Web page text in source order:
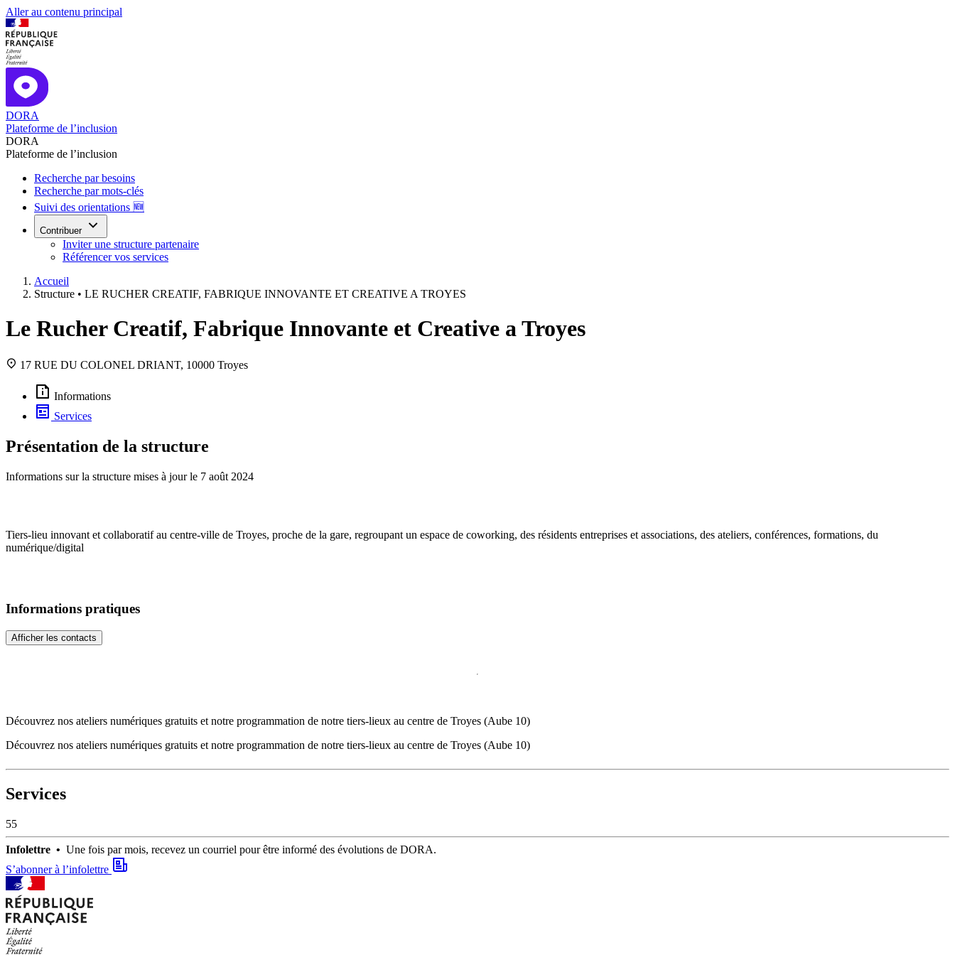
Aller au contenu principal
DORA
Plateforme de l’inclusion
DORA
Plateforme de l’inclusion
Recherche par besoins
Recherche par mots-clés
Suivi des orientations 🆕
Contribuer
Inviter une structure partenaire
Référencer vos services
Accueil
Structure • LE RUCHER CREATIF, FABRIQUE INNOVANTE ET CREATIVE A TROYES
Le Rucher Creatif, Fabrique Innovante et Creative a Troyes
17 RUE DU COLONEL DRIANT, 10000 Troyes
Informations
Services
Présentation de la structure
Informations sur la structure mises à jour le 7 août 2024
Tiers-lieu innovant et collaboratif au centre-ville de Troyes, proche de la gare, regroupant un espace de coworking, des résidents entreprises et associations, des ateliers, conférences, formations, du
numérique/digital
Découvrez nos ateliers numériques gratuits et notre programmation de notre tiers-lieux au centre de Troyes (Aube 10)
Découvrez nos ateliers numériques gratuits et notre programmation de notre tiers-lieux au centre de Troyes (Aube 10)
Informations pratiques
Afficher les contacts
Services
55
Infolettre • Une fois par mois, recevez un courriel pour être informé des évolutions de DORA.
S’abonner à l’infolettre